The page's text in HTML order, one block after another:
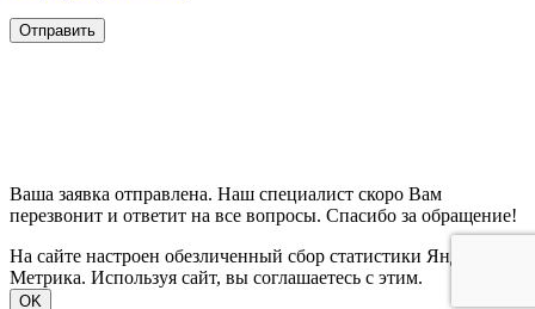
Отправить
Ваша заявка отправлена. Наш специалист скоро Вам
перезвонит и ответит на все вопросы. Спасибо за обращение!
На сайте настроен обезличенный сбор статистики Яндекс
Метрика. Используя сайт, вы соглашаетесь с этим.
OK